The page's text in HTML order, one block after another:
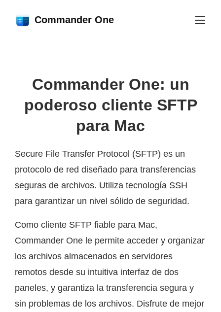
Commander One
Commander One: un
poderoso cliente SFTP
para Mac
Secure File Transfer Protocol (SFTP) es un
protocolo de red diseñado para transferencias
seguras de archivos. Utiliza tecnología SSH
para garantizar un nivel sólido de seguridad.
Como cliente SFTP fiable para Mac,
Commander One le permite acceder y organizar
los archivos almacenados en servidores
remotos desde su intuitiva interfaz de dos
paneles, y garantiza la transferencia segura y
sin problemas de los archivos. Disfrute de mejor